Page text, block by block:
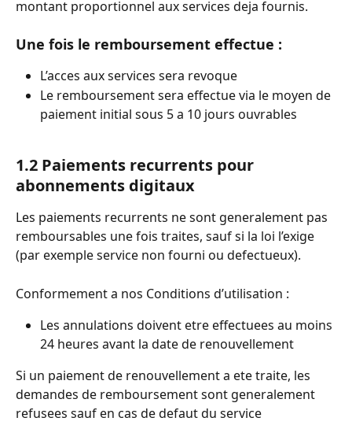
montant proportionnel aux services deja fournis.
Une fois le remboursement effectue :
L’acces aux services sera revoque
Le remboursement sera effectue via le moyen de
paiement initial sous 5 a 10 jours ouvrables
1.2 Paiements recurrents pour
abonnements digitaux
Les paiements recurrents ne sont generalement pas
remboursables une fois traites, sauf si la loi l’exige
(par exemple service non fourni ou defectueux).
Conformement a nos Conditions d’utilisation :
Les annulations doivent etre effectuees au moins
24 heures avant la date de renouvellement
Si un paiement de renouvellement a ete traite, les
demandes de remboursement sont generalement
refusees sauf en cas de defaut du service